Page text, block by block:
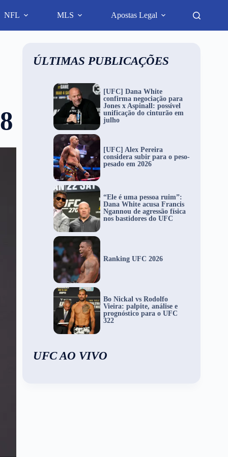
NFL MLS Apostas Legal
ÚLTIMAS PUBLICAÇÕES
[UFC] Dana White
confirma negociação para
Jones x Aspinall: possível
unificação do cinturão em
julho
[UFC] Alex Pereira
considera subir para o peso-
pesado em 2026
“Ele é uma pessoa ruim”:
Dana White acusa Francis
Ngannou de agressão física
nos bastidores do UFC
Ranking UFC 2026
Bo Nickal vs Rodolfo
Vieira: palpite, análise e
prognóstico para o UFC
322
UFC AO VIVO